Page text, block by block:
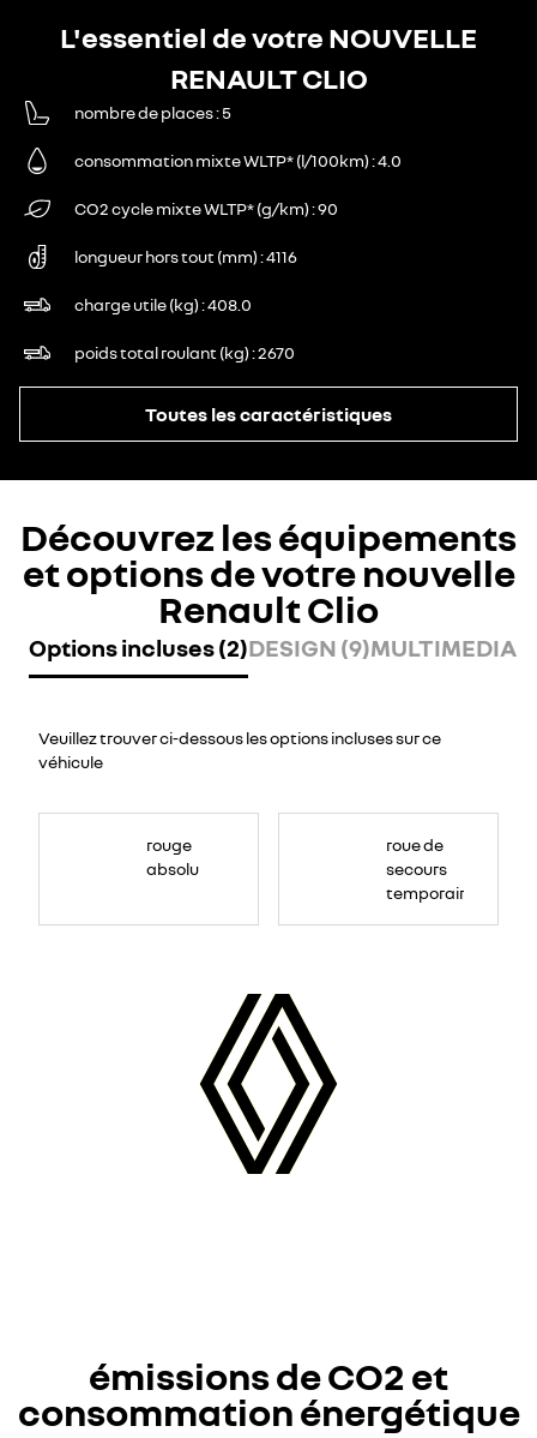
L'essentiel de votre NOUVELLE
RENAULT CLIO
nombre de places 5
consommation mixte WLTP* (l/100km) 4.0
CO2 cycle mixte WLTP* (g/km) 90
longueur hors tout (mm) 4116
charge utile (kg) 408.0
poids total roulant (kg) 2670
Toutes les caractéristiques
Découvrez les équipements
et options de votre nouvelle
Renault Clio
Options incluses (2)DESIGN (9)MULTIMEDIA
Veuillez trouver ci-dessous les options incluses sur ce
véhicule
rouge
absolu
roue de
secours
temporaire
émissions de CO2 et
consommation énergétique